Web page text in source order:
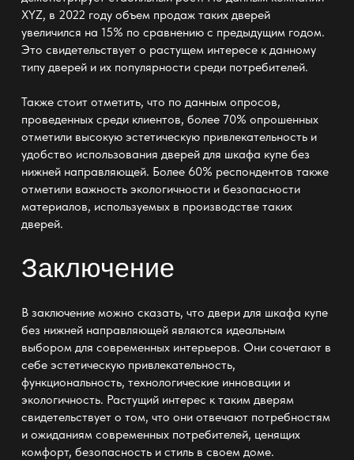
XYZ, в 2022 году объем продаж таких дверей
увеличился на 15% по сравнению с предыдущим годом.
Это свидетельствует о растущем интересе к данному
типу дверей и их популярности среди потребителей.
Также стоит отметить, что по данным опросов,
проведенных среди клиентов, более 70% опрошенных
отметили высокую эстетическую привлекательность и
удобство использования дверей для шкафа купе без
нижней направляющей. Более 60% респондентов также
отметили важность экологичности и безопасности
материалов, используемых в производстве таких
дверей.
Заключение
В заключение можно сказать, что двери для шкафа купе
без нижней направляющейявляются идеальным
выбором для современных интерьеров. Они сочетают в
себе эстетическую привлекательность,
функциональность, технологические инновации и
экологичность. Растущий интерес к таким дверям
свидетельствует о том, что они отвечают потребностям
и ожиданиям современных потребителей, ценящих
комфорт, безопасность и стиль в своем доме.